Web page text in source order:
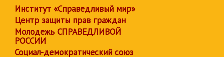
Институт «Справедливый мир»
Центр защиты прав граждан
Молодежь СПРАВЕДЛИВОЙ
РОССИИ
Социал-демократический союз